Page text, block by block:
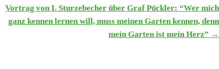
NAVIGATION
Vor­trag von I. Stur­ze­be­cher über Graf Pück­ler: “Wer mich
ganz ken­nen ler­nen will, muss mei­nen Gar­ten ken­nen, denn
mein Gar­ten ist mein Herz” →